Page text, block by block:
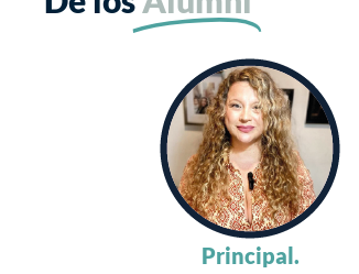
Principal.